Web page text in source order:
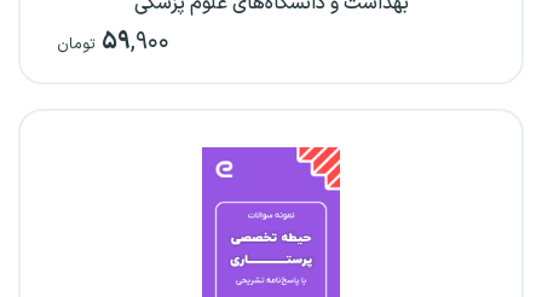
۵۹,۹۰۰ تومان